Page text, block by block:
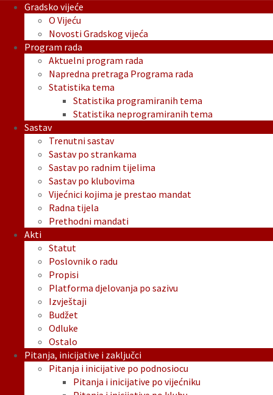
Gradsko vijeće
O Vijeću
Novosti Gradskog vijeća
Program rada
Aktuelni program rada
Napredna pretraga Programa rada
Statistika tema
Statistika programiranih tema
Statistika neprogramiranih tema
Sastav
Trenutni sastav
Sastav po strankama
Sastav po radnim tijelima
Sastav po klubovima
Vijećnici kojima je prestao mandat
Radna tijela
Prethodni mandati
Akti
Statut
Poslovnik o radu
Propisi
Platforma djelovanja po sazivu
Izvještaji
Budžet
Odluke
Ostalo
Pitanja, inicijative i zaključci
Pitanja i inicijative po podnosiocu
Pitanja i inicijative po vijećniku